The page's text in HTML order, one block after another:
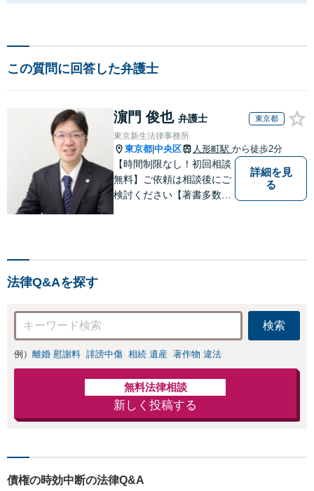
この質問に回答した弁護士
濵門 俊也 弁護士 東京都
東京新生法律事務所
東京都 中央区 人形町駅 から徒歩2分
【時間制限なし！初回相談
無料】ご依頼は相談後にご
検討ください【著書多数】
詳細を見
る
法律Q&Aを探す
検索
例） 離婚 慰謝料 誹謗中傷 相続 遺産 著作物 違法
無料法律相談
新しく投稿する
債権の時効中断の法律Q&A